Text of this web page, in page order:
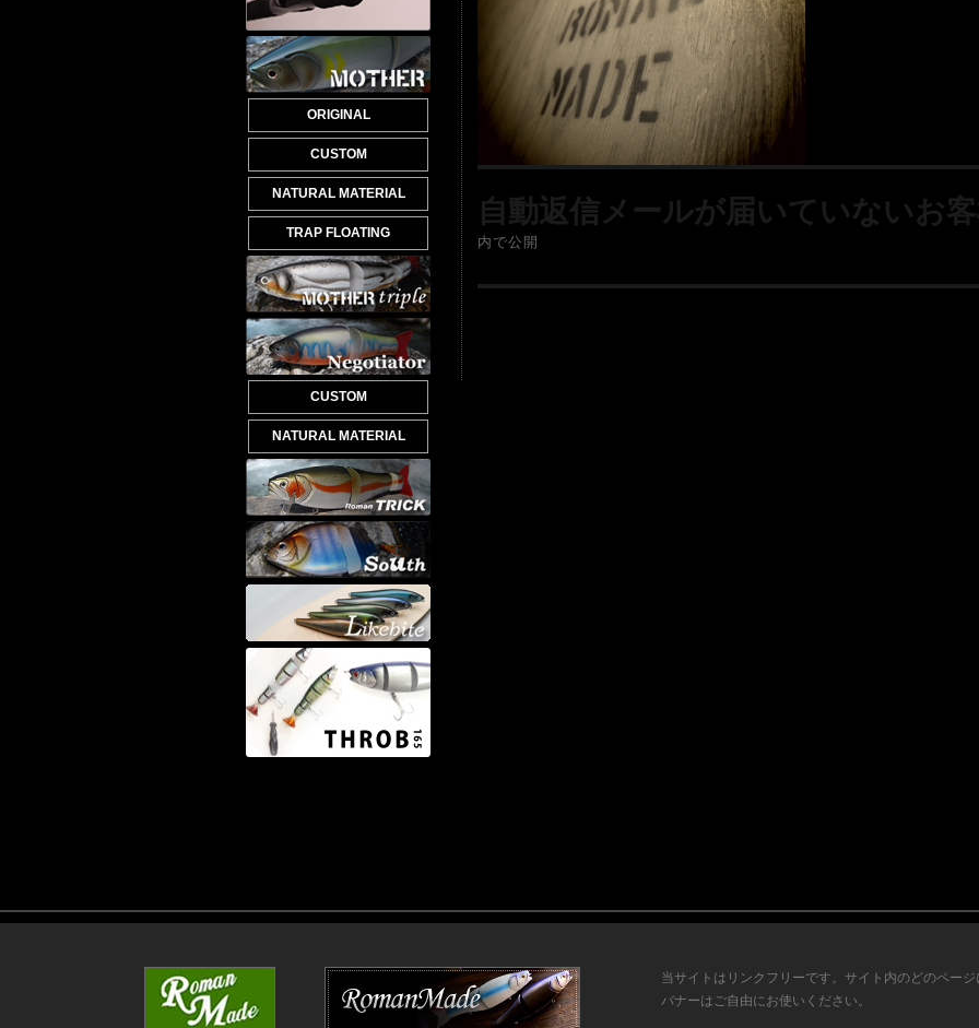
自動返信メールが届いていないお
内で公開
ORIGINAL
CUSTOM
NATURAL MATERIAL
TRAP FLOATING
CUSTOM
NATURAL MATERIAL
当サイトはリンクフリーです。サイト内のどのペー
バナーはご自由にお使いください。